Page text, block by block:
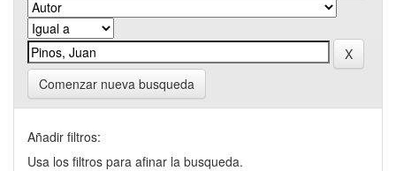
Comenzar nueva busqueda
Añadir filtros:
Usa los filtros para afinar la busqueda.